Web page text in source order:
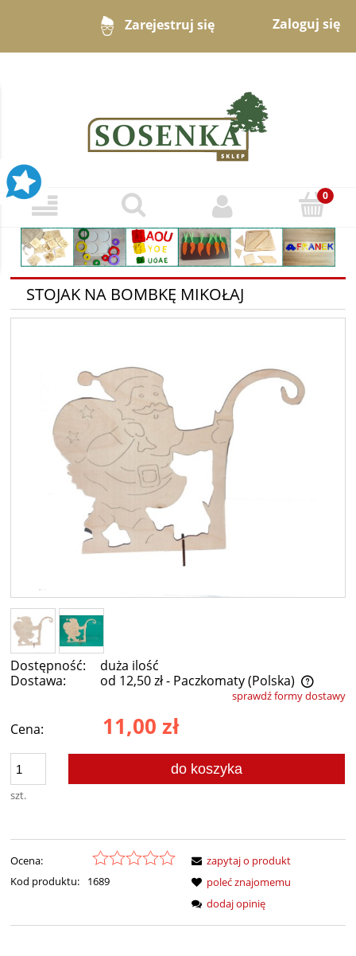
Zarejestruj się Zaloguj się
STOJAK NA BOMBKĘ MIKOŁAJ
Dostępność:
duża ilość
Dostawa:
od 12,50 zł- Paczkomaty(Polska)
Cena nie zawiera ewentualnych kosztów płatnościsprawdź formy dostawy
Cena: 11,00 zł
szt.
do koszyka
Ocena:
Kod produktu:
1689
zapytaj o produkt
poleć znajomemu
dodaj opinię